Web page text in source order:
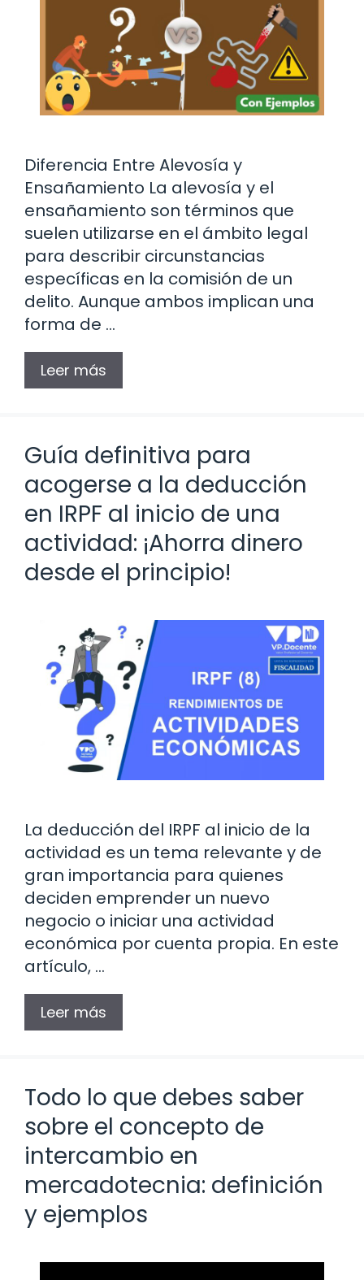
Diferencia Entre Alevosía y
Ensañamiento La alevosía y el
ensañamiento son términos que
suelen utilizarse en el ámbito legal
para describir circunstancias
específicas en la comisión de un
delito. Aunque ambos implican una
forma de …
Leer más
Guía definitiva para
acogerse a la deducción
en IRPF al inicio de una
actividad: ¡Ahorra dinero
desde el principio!
La deducción del IRPF al inicio de la
actividad es un tema relevante y de
gran importancia para quienes
deciden emprender un nuevo
negocio o iniciar una actividad
económica por cuenta propia. En este
artículo, …
Leer más
Todo lo que debes saber
sobre el concepto de
intercambio en
mercadotecnia: definición
y ejemplos